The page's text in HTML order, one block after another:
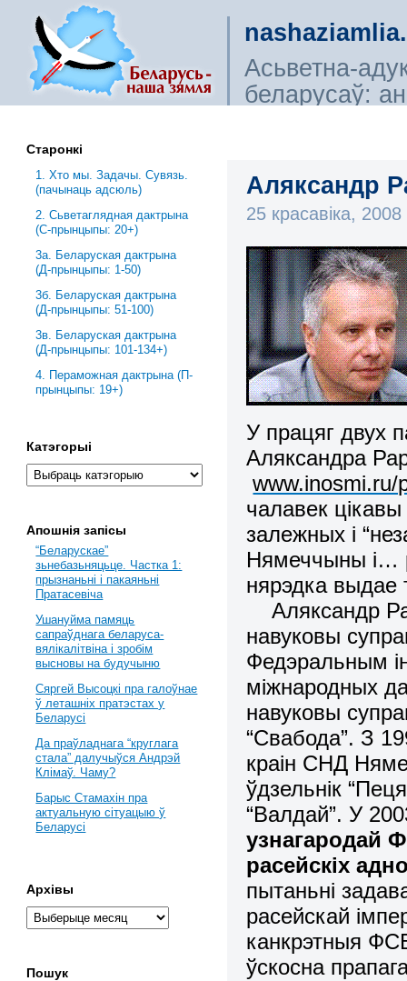
Асьветна-
беларусаў:
Аляксандр
25 красавіка, 2008
У працяг двух
Аляксандра
www.inosmi.ru/
чалавек
залежных і
Нямеччыны і…
нярэдка выдае
Аляксандр
навуковы
Федэральным
міжнародных
навуковы
“Свабода”. З
краін СНД
ўдзельнік
“Валдай”. У
узнагародай
расейскіх
пытаньні
расейскай
канкрэтныя
ўскосна
Старонкі
1. Хто мы. Задачы. Сувязь.
(пачынаць адсюль)
2. Сьветаглядная дактрына
(С-прынцыпы: 20+)
3a. Беларуская дактрына
(Д-прынцыпы: 1-50)
3б. Беларуская дактрына
(Д-прынцыпы: 51-100)
3в. Беларуская дактрына
(Д-прынцыпы: 101-134+)
4. Пераможная дактрына (П-
прынцыпы: 19+)
Катэгорыі
Апошнія запісы
“Беларускае”
зьнебазьняцьце. Частка 1:
прызнаньні і пакаяньні
Пратасевіча
Ушануйма памяць
сапраўднага беларуса-
вялікалітвіна і зробім
высновы на будучыню
Сяргей Высоцкі пра галоўнае
ў леташніх пратэстах у
Беларусі
Да праўладнага “круглага
стала” далучыўся Андрэй
Клімаў. Чаму?
Барыс Стамахін пра
актуальную сітуацыю ў
Беларусі
Архівы
Пошук